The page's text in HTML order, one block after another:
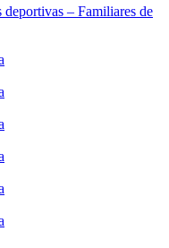
deportivas – Familiares de